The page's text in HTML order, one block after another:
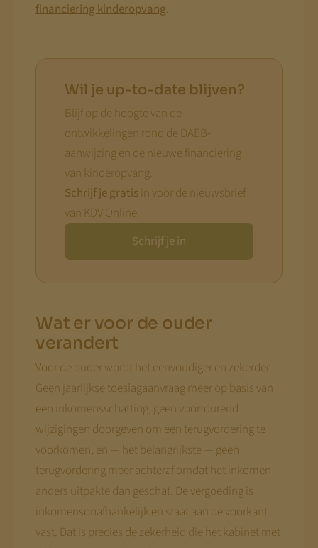
financiering kinderopvang.
Wil je up-to-date blijven?
Blijf op de hoogte van de
ontwikkelingen rond de DAEB-
aanwijzing en de nieuwe financiering
van kinderopvang.
Schrijf je gratis in voor de nieuwsbrief
van KDV Online.
Schrijf je in
Wat er voor de ouder
verandert
Voor de ouder wordt het eenvoudiger en zekerder.
Geen jaarlijkse toeslagaanvraag meer op basis van
een inkomensschatting, geen voortdurend
wijzigingen doorgeven om een terugvordering te
voorkomen, en — het belangrijkste — geen
terugvordering meer achteraf omdat het inkomen
anders uitpakte dan geschat. De vergoeding is
inkomensonafhankelijk en staat aan de voorkant
vast. Dat is precies de zekerheid die het kabinet met